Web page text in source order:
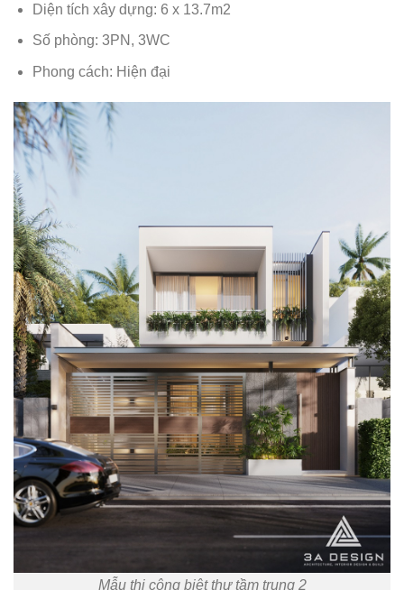
Diện tích xây dựng: 6 x 13.7m2
Số phòng: 3PN, 3WC
Phong cách: Hiện đại
Mẫu thi công biệt thự tầm trung 2